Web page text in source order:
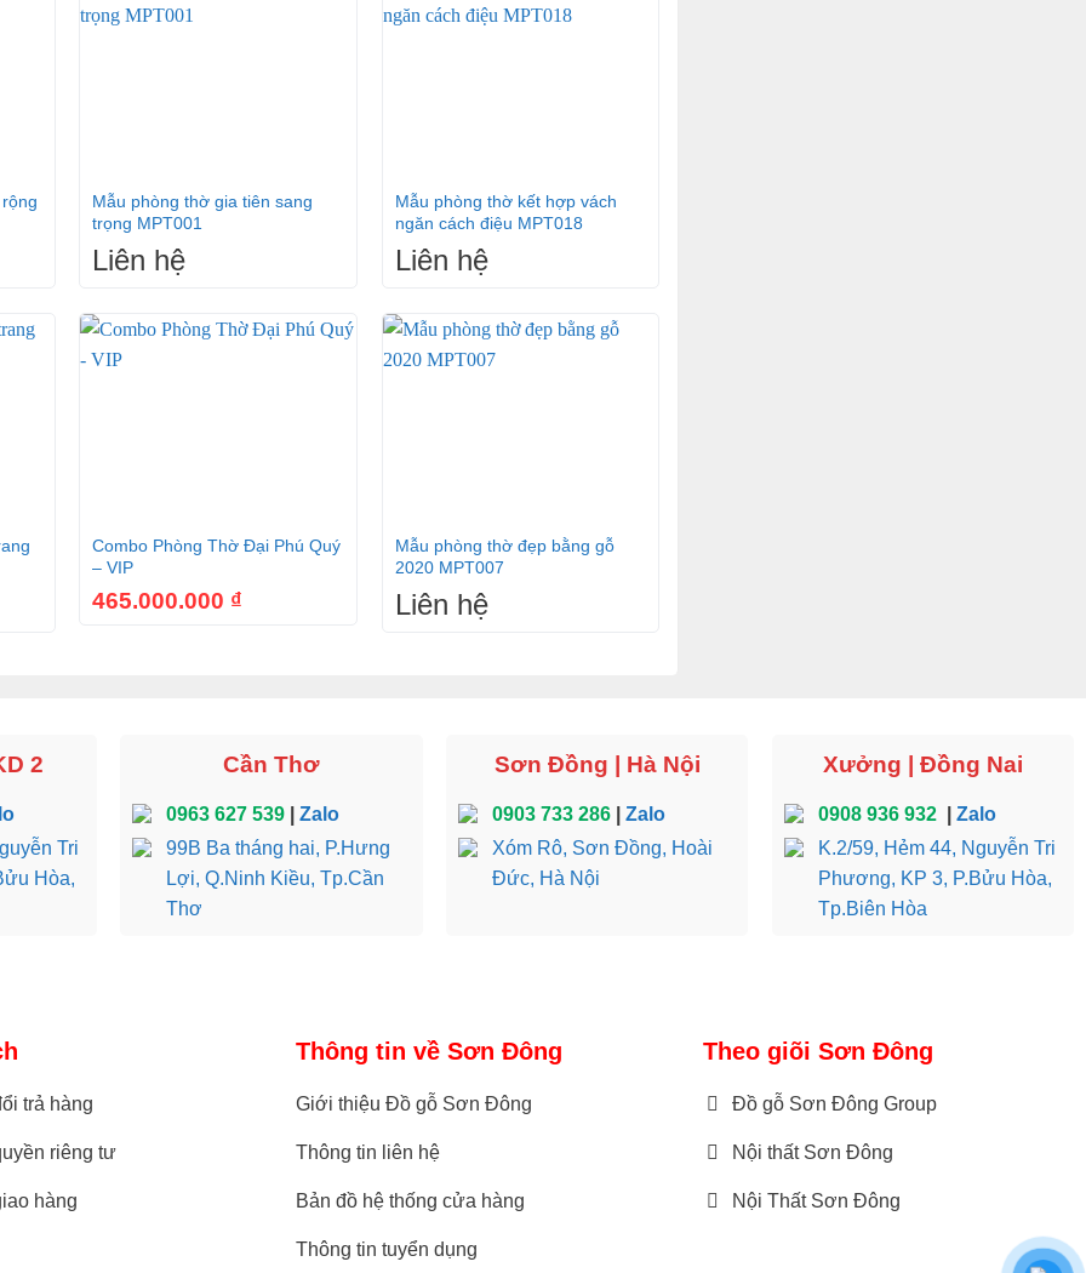
Mẫu phòng thờ gia tiên sang
trọng MPT001
Liên hệ
Mẫu phòng thờ kết hợp vách
ngăn cách điệu MPT018
Liên hệ
Combo Phòng Thờ Đại Phú Quý
– VIP
465.000.000 ₫
Mẫu phòng thờ đẹp bằng gỗ
2020 MPT007
Liên hệ
2
Tri
Hòa,
Cần Thơ
0963 627 539 |Zalo
99B Ba tháng hai, P.Hưng
Lợi, Q.Ninh Kiều, Tp.Cần
Thơ
Sơn Đồng | Hà Nội
0903 733 286 |Zalo
Xóm Rô, Sơn Đồng, Hoài
Đức, Hà Nội
Xưởng | Đồng Nai
0908 936 932
Zalo
K.2/59, Hẻm 44, Nguyễn Tri
Phương, KP 3, P.Bửu Hòa,
Tp.Biên Hòa
trả hàng
riêng tư
hàng
Thông tin về Sơn Đông
Giới thiệu Đồ gỗ Sơn Đông
Thông tin liên hệ
Bản đồ hệ thống cửa hàng
Thông tin tuyển dụng
Theo giõi Sơn Đông
Đồ gỗ Sơn Đông Group
Nội thất Sơn Đông
Nội Thất Sơn Đông